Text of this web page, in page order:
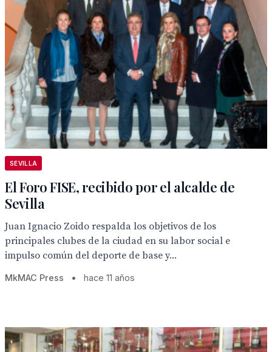
SEVILLA
El Foro FISE, recibido por el alcalde de
Sevilla
Juan Ignacio Zoido respalda los objetivos de los
principales clubes de la ciudad en su labor social e
impulso común del deporte de base y...
MkMAC Press • hace 11 años